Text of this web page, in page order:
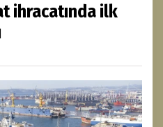
ihracatında ilk